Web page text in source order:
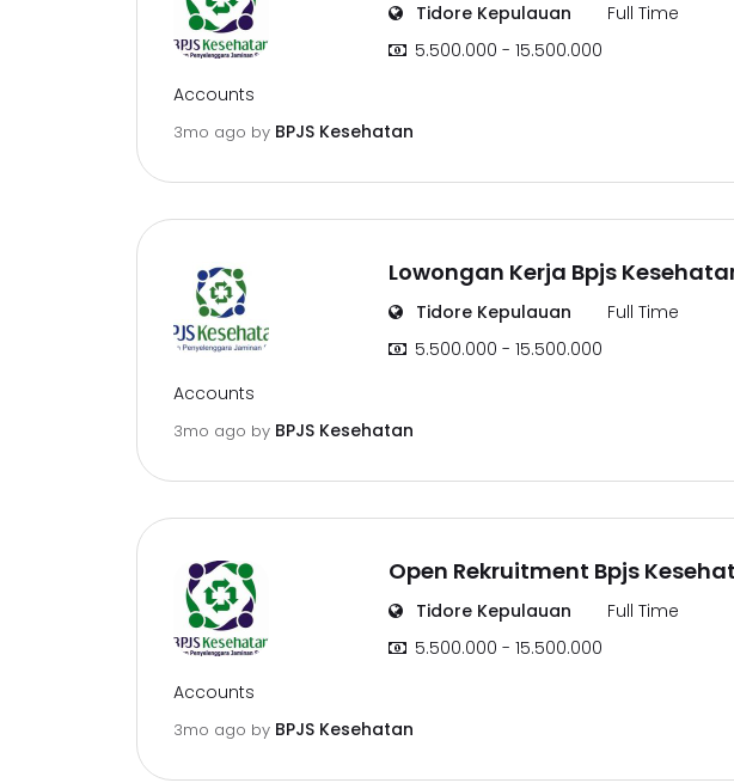
Tidore Kepulauan
Full Time
5.500.000 - 15.500.000
Accounts
3mo ago by BPJS Kesehatan
Lowongan Kerja Bpjs
Tidore Kepulauan
Full Time
5.500.000 - 15.500.000
Accounts
3mo ago by BPJS Kesehatan
Open Rekruitment Bpjs
Tidore Kepulauan
Full Time
5.500.000 - 15.500.000
Accounts
3mo ago by BPJS Kesehatan